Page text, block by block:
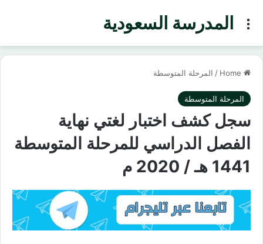
المدرسة السعوديةMenu
/ المرحلة المتوسطة
المرحلة المتوسطة
سجل كشف اختبار لغتي نهاية
الفصل الدراسي للمرحلة المتوسطة
1441 هـ / 2020 م